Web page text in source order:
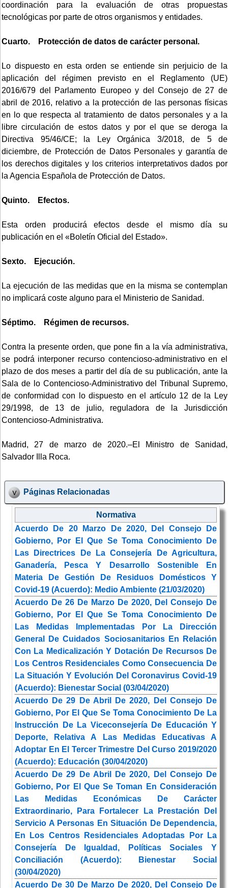
coordinación para la evaluación de otras propuestas
tecnológicas por parte de otros organismos y entidades.
Cuarto. Protección de datos de carácter personal.
Lo dispuesto en esta orden se entiende sin perjuicio de la
aplicación del régimen previsto en el Reglamento (UE)
2016/679 del Parlamento Europeo y del Consejo de 27 de
abril de 2016, relativo a la protección de las personas físicas
en lo que respecta al tratamiento de datos personales y a la
libre circulación de estos datos y por el que se deroga la
Directiva 95/46/CE; la Ley Orgánica 3/2018, de 5 de
diciembre, de Protección de Datos Personales y garantía de
los derechos digitales y los criterios interpretativos dados por
la Agencia Española de Protección de Datos.
Quinto. Efectos.
Esta orden producirá efectos desde el mismo día su
publicación en el «Boletín Oficial del Estado».
Sexto. Ejecución.
La ejecución de las medidas que en la misma se contemplan
no implicará coste alguno para el Ministerio de Sanidad.
Séptimo. Régimen de recursos.
Contra la presente orden, que pone fin a la vía administrativa,
se podrá interponer recurso contencioso-administrativo en el
plazo de dos meses a partir del día de su publicación, ante la
Sala de lo Contencioso-Administrativo del Tribunal Supremo,
de conformidad con lo dispuesto en el artículo 12 de la Ley
29/1998, de 13 de julio, reguladora de la Jurisdicción
Contencioso-Administrativa.
Madrid, 27 de marzo de 2020.–El Ministro de Sanidad,
Salvador Illa Roca.
Páginas Relacionadas
Normativa
Acuerdo De 20 Marzo De 2020, Del Consejo De
Gobierno, Por El Que Se Toma Conocimiento De
Las Directrices De La Consejería De Agricultura,
Ganadería, Pesca Y Desarrollo Sostenible En
Materia De Gestión De Residuos Domésticos Y
Covid-19 (Acuerdo): Medio Ambiente (21/03/2020)
Acuerdo De 26 De Marzo De 2020, Del Consejo De
Gobierno, Por El Que Se Toma Conocimiento De
Las Medidas Implementadas Por La Dirección
General De Cuidados Sociosanitarios En Relación
Con La Medicalización Y Dotación De Recursos De
Los Centros Residenciales Como Consecuencia De
La Situación Y Evolución Del Coronavirus Covid-19
(Acuerdo): Bienestar Social (03/04/2020)
Acuerdo De 29 De Abril De 2020, Del Consejo De
Gobierno, Por El Que Se Toma Conocimiento De La
Instrucción De La Viceconsejería De Educación Y
Deporte, Relativa A Las Medidas Educativas A
Adoptar En El Tercer Trimestre Del Curso 2019/2020
(Acuerdo): Educación (30/04/2020)
Acuerdo De 29 De Abril De 2020, Del Consejo De
Gobierno, Por El Que Se Toman En Consideración
Las Medidas Económicas De Carácter
Extraordinario, Para Fortalecer La Prestación Del
Servicio A Personas En Situación De Dependencia,
En Los Centros Residenciales Adoptadas Por La
Consejería De Igualdad, Políticas Sociales Y
Conciliación (Acuerdo): Bienestar Social
(30/04/2020)
Acuerdo De 30 De Marzo De 2020, Del Consejo De